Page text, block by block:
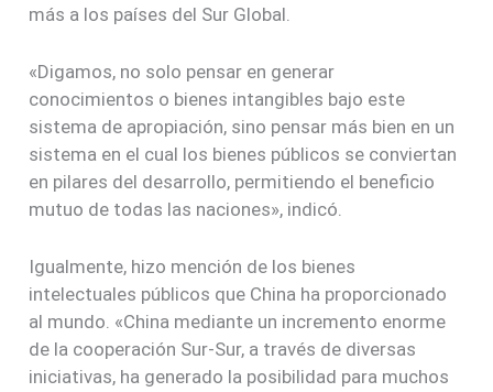
más a los países del Sur Global.
«Digamos, no solo pensar en generar
conocimientos o bienes intangibles bajo este
sistema de apropiación, sino pensar más bien en un
sistema en el cual los bienes públicos se conviertan
en pilares del desarrollo, permitiendo el beneficio
mutuo de todas las naciones», indicó.
Igualmente, hizo mención de los bienes
intelectuales públicos que China ha proporcionado
al mundo. «China mediante un incremento enorme
de la cooperación Sur-Sur, a través de diversas
iniciativas, ha generado la posibilidad para muchos